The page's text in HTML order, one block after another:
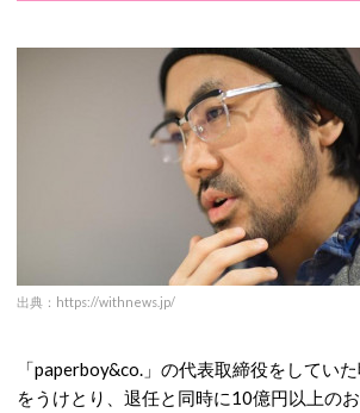
出典：https://withnews.jp/
「paperboy&co. 」の代表取締役をしてい
をうけとり、退任と同時に10億円以上の